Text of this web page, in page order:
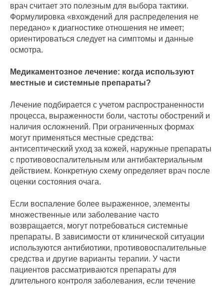
врач считает это полезным для выбора тактики.
Формулировка «вхождений для распределения не
передано» к диагностике отношения не имеет;
ориентироваться следует на симптомы и данные
осмотра.
Медикаментозное лечение: когда используют
местные и системные препараты?
Лечение подбирается с учетом распространенности
процесса, выраженности боли, частоты обострений и
наличия осложнений. При ограниченных формах
могут применяться местные средства:
антисептический уход за кожей, наружные препараты
с противовоспалительным или антибактериальным
действием. Конкретную схему определяет врач после
оценки состояния очага.
Если воспаление более выраженное, элементы
множественные или заболевание часто
возвращается, могут потребоваться системные
препараты. В зависимости от клинической ситуации
используются антибиотики, противовоспалительные
средства и другие варианты терапии. У части
пациентов рассматриваются препараты для
длительного контроля заболевания, если течение